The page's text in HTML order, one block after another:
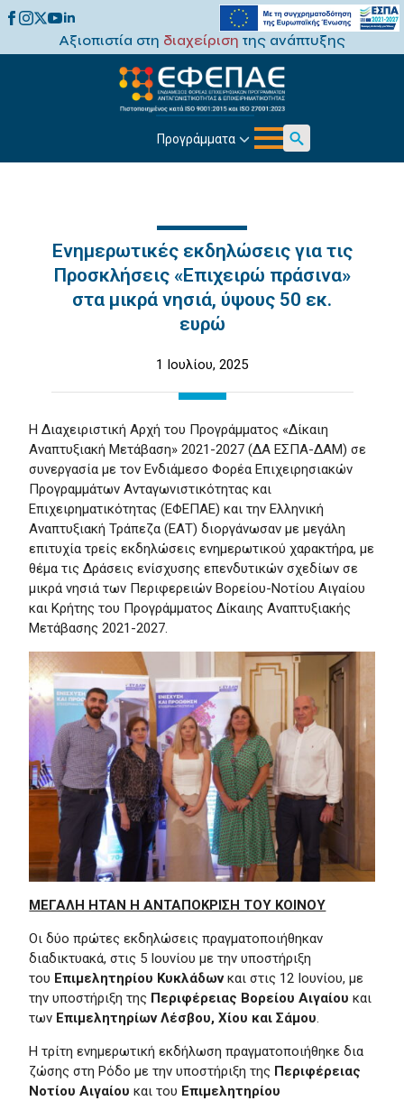
Αξιοπιστία στη διαχείριση της ανάπτυξης
Προγράμματα
Search
Ενημερωτικές εκδηλώσεις για τις
Προσκλήσεις «Επιχειρώ πράσινα»
στα μικρά νησιά, ύψους 50 εκ.
ευρώ
1 Ιουλίου, 2025
Η Διαχειριστική Αρχή του Προγράμματος «Δίκαιη
Αναπτυξιακή Μετάβαση» 2021-2027 (ΔΑ ΕΣΠΑ-ΔΑΜ) σε
συνεργασία με τον Ενδιάμεσο Φορέα Επιχειρησιακών
Προγραμμάτων Ανταγωνιστικότητας και
Επιχειρηματικότητας (ΕΦΕΠΑΕ) και την Ελληνική
Αναπτυξιακή Τράπεζα (ΕΑΤ) διοργάνωσαν με μεγάλη
επιτυχία τρείς εκδηλώσεις ενημερωτικού χαρακτήρα, με
θέμα τις Δράσεις ενίσχυσης επενδυτικών σχεδίων σε
μικρά νησιά των Περιφερειών Βορείου-Νοτίου Αιγαίου
και Κρήτης του Προγράμματος Δίκαιης Αναπτυξιακής
Μετάβασης 2021-2027.
ΜΕΓΑΛΗ ΗΤΑΝ Η ΑΝΤΑΠΟΚΡΙΣΗ ΤΟΥ ΚΟΙΝΟΥ
Οι δύο πρώτες εκδηλώσεις πραγματοποιήθηκαν
διαδικτυακά, στις 5 Ιουνίου με την υποστήριξη
του Επιμελητηρίου Κυκλάδωνκαι στις 12 Ιουνίου, με
την υποστήριξη της Περιφέρειας Βορείου Αιγαίου και
των Επιμελητηρίων Λέσβου, Χίου και Σάμου.
Η τρίτη ενημερωτική εκδήλωση πραγματοποιήθηκε δια
ζώσης στη Ρόδο με την υποστήριξη της Περιφέρειας
Νοτίου Αιγαίου και του Επιμελητηρίου